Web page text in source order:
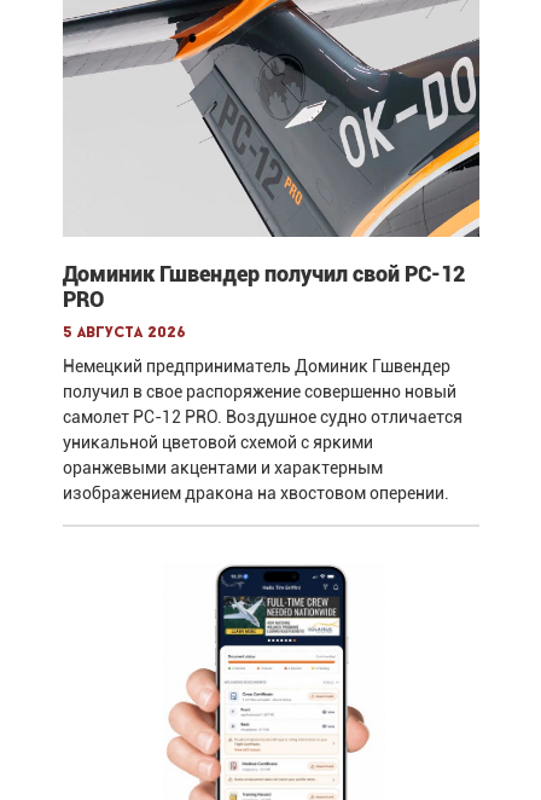
Доминик Гшвендер получил свой PC-12
PRO
5 августа 2026
Немецкий предприниматель Доминик Гшвендер
получил в свое распоряжение совершенно новый
самолет PC-12 PRO. Воздушное судно отличается
уникальной цветовой схемой с яркими
оранжевыми акцентами и характерным
изображением дракона на хвостовом оперении.